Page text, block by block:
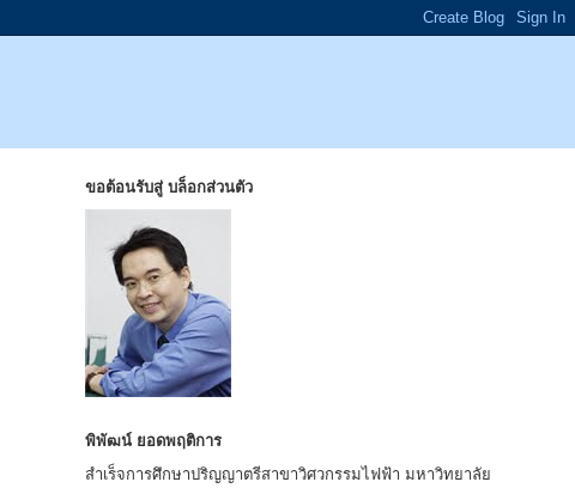
ขอต้อนรับสู่ บล็อกส่วนตัว
พิพัฒน์ ยอดพฤติการ
สำเร็จการศึกษาปริญญาตรีสาขาวิศวกรรมไฟฟ้า มหาวิทยาลัย